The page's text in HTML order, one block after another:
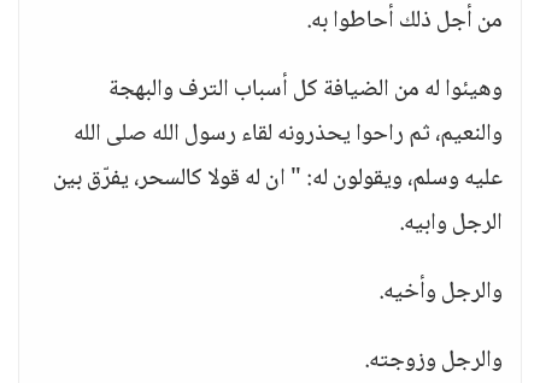
من أجل ذلك أحاطوا به.
وهيئوا له من الضيافة كل أسباب الترف والبهجة
والنعيم، ثم راحوا يحذرونه لقاء رسول الله صلى الله
عليه وسلم، ويقولون له: " ان له قولا كالسحر، يفرّق بين
الرجل وابيه.
والرجل وأخيه.
والرجل وزوجته.